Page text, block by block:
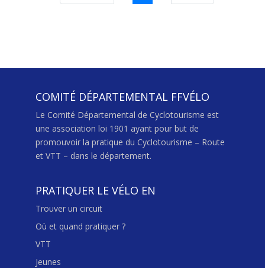
COMITÉ DÉPARTEMENTAL FFVÉLO
Le Comité Départemental de Cyclotourisme est
une association loi 1901 ayant pour but de
promouvoir la pratique du Cyclotourisme – Route
et VTT – dans le département.
PRATIQUER LE VÉLO EN
Trouver un circuit
Où et quand pratiquer ?
VTT
Jeunes